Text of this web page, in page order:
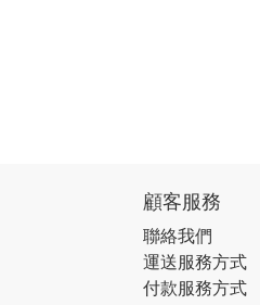
顧客服務
聯絡我們
運送服務方式
付款服務方式